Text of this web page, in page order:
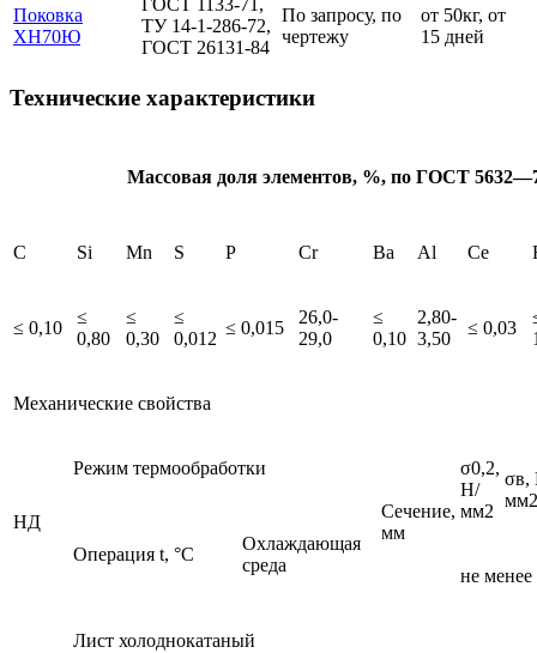
Поковка
ХН70Ю
ТУ 14-1-286-72,
ГОСТ 26131-84
По запросу, по
чертежу
от 50кг, от
15 дней
Технические характеристики
Массовая доля элементов, %, по ГОСТ
C Si Mn S P Cr Ba Al Ce
≤ 0,10
≤
0,80
≤
0,30
≤
0,012
≤ 0,015
26,0-
29,0
≤
0,10
2,80-
3,50
≤ 0,03
Механические свойства
НД
Режим термообработки
Сечение,
мм
σ0,2,
Н/
мм2
σв,
мм2
Операция t, °C
Охлаждающая
среда
не менее
Лист холоднокатаный